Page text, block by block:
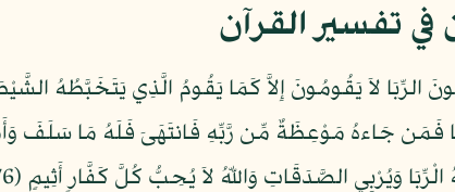
في تفسير القرآن
الرِّبَا لاَ يَقُومُونَ إِلاَّ كَمَا يَقُومُ الَّذِي يَتَخَبَّطُهُ